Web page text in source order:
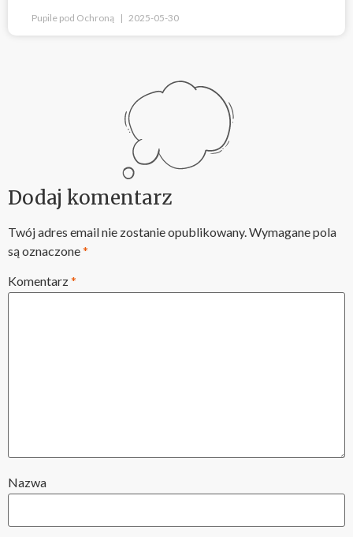
Pupile pod Ochroną 2025-05-30
Dodaj komentarz
Twój adres email nie zostanie opublikowany.Wymagane pola
są oznaczone*
Komentarz*
Nazwa